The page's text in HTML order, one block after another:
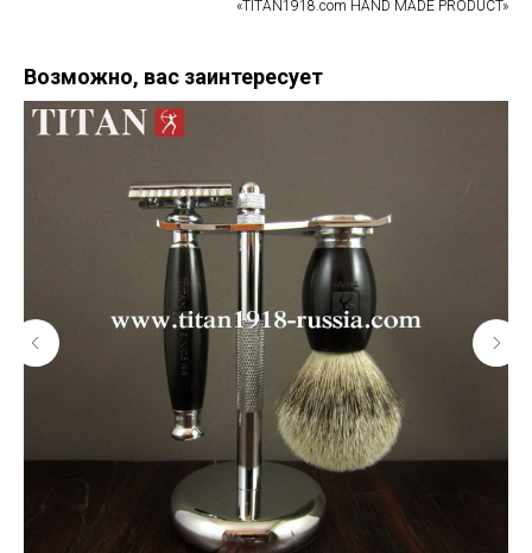
«TITAN1918.com HAND MADE PRODUCT»
Возможно, вас заинтересует